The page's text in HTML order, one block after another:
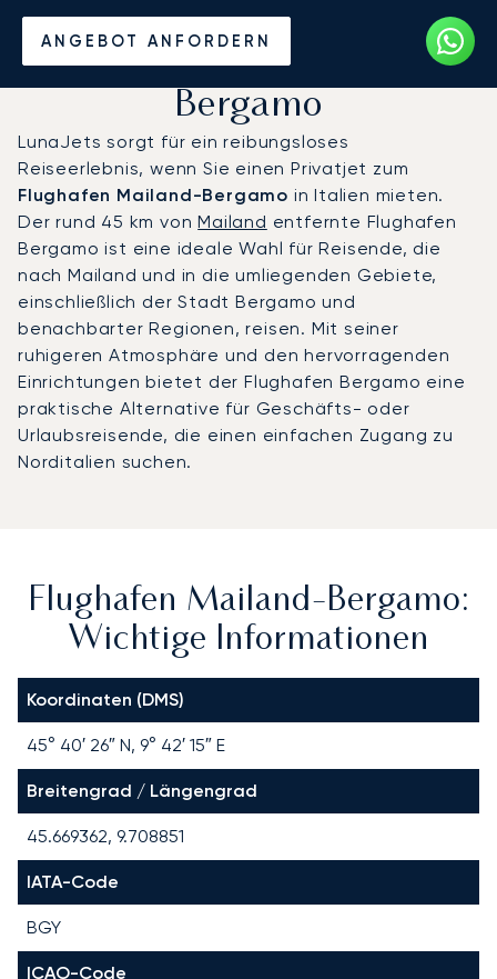
ANGEBOT ANFORDERN
Privatjet chartern zum
Flughafen Mailand-
Bergamo
LunaJets sorgt für ein reibungsloses
Reiseerlebnis, wenn Sie einen Privatjet zum
Flughafen Mailand-Bergamo in Italien mieten.
Der rund 45 km vonMailand entfernte Flughafen
Bergamo ist eine ideale Wahl für Reisende, die
nach Mailand und in die umliegenden Gebiete,
einschließlich der Stadt Bergamo und
benachbarter Regionen, reisen. Mit seiner
ruhigeren Atmosphäre und den hervorragenden
Einrichtungen bietet der Flughafen Bergamo eine
praktische Alternative für Geschäfts- oder
Urlaubsreisende, die einen einfachen Zugang zu
Norditalien suchen.
Flughafen Mailand-Bergamo:
Wichtige Informationen
Koordinaten (DMS)
45° 40′ 26″ N, 9° 42′ 15″ E
Breitengrad / Längengrad
45.669362, 9.708851
IATA-Code
BGY
ICAO-Code